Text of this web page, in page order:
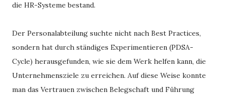
die HR-Systeme bestand.
Der Personalabteilung suchte nicht nach Best Practices,
sondern hat durch ständiges Experimentieren (PDSA-
Cycle) herausgefunden, wie sie dem Werk helfen kann, die
Unternehmensziele zu erreichen. Auf diese Weise konnte
man das Vertrauen zwischen Belegschaft und Führung